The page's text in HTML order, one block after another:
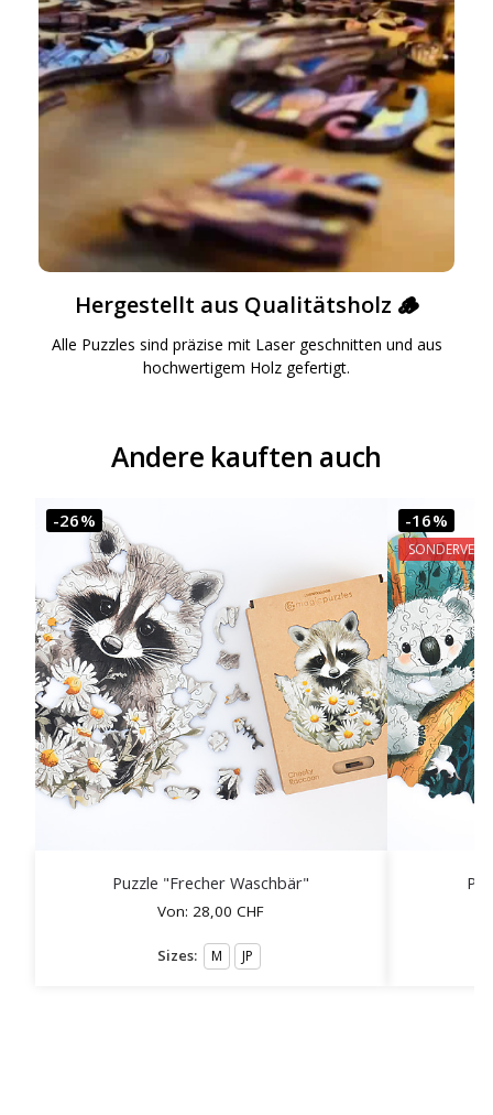
Hergestellt aus Qualitätsholz 🪵
Alle Puzzles sind präzise mit Laser geschnitten und aus
hochwertigem Holz gefertigt.
Andere kauften auch
-26%
Puzzle "Frecher Waschbär"
Von: 28,00 CHF
Sizes: M JP
-16%